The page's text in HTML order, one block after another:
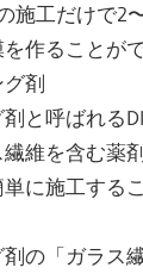
施工だけで2
作ることがで
剤
と呼ばれる
維を含む薬
に施工する
の「ガラス